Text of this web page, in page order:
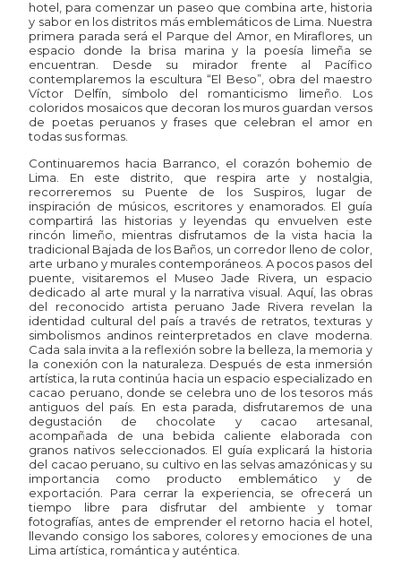
hotel, para comenzar un paseo que combina arte, historia
y sabor en los distritos más emblemáticos de Lima. Nuestra
primera parada será el Parque del Amor, en Miraflores, un
espacio donde la brisa marina y la poesía limeña se
encuentran. Desde su mirador frente al Pacífico
contemplaremos la escultura “El Beso”, obra del maestro
Víctor Delfín, símbolo del romanticismo limeño. Los
coloridos mosaicos que decoran los muros guardan versos
de poetas peruanos y frases que celebran el amor en
todas sus formas.
Continuaremos hacia Barranco, el corazón bohemio de
Lima. En este distrito, que respira arte y nostalgia,
recorreremos su Puente de los Suspiros, lugar de
inspiración de músicos, escritores y enamorados. El guía
compartirá las historias y leyendas qu envuelven este
rincón limeño, mientras disfrutamos de la vista hacia la
tradicional Bajada de los Baños, un corredor lleno de color,
arte urbano y murales contemporáneos. A pocos pasos del
puente, visitaremos el Museo Jade Rivera, un espacio
dedicado al arte mural y la narrativa visual. Aquí, las obras
del reconocido artista peruano Jade Rivera revelan la
identidad cultural del país a través de retratos, texturas y
simbolismos andinos reinterpretados en clave moderna.
Cada sala invita a la reflexión sobre la belleza, la memoria y
la conexión con la naturaleza. Después de esta inmersión
artística, la ruta continúa hacia un espacio especializado en
cacao peruano, donde se celebra uno de los tesoros más
antiguos del país. En esta parada, disfrutaremos de una
degustación de chocolate y cacao artesanal,
acompañada de una bebida caliente elaborada con
granos nativos seleccionados. El guía explicará la historia
del cacao peruano, su cultivo en las selvas amazónicas y su
importancia como producto emblemático y de
exportación. Para cerrar la experiencia, se ofrecerá un
tiempo libre para disfrutar del ambiente y tomar
fotografías, antes de emprender el retorno hacia el hotel,
llevando consigo los sabores, colores y emociones de una
Lima artística, romántica y auténtica.